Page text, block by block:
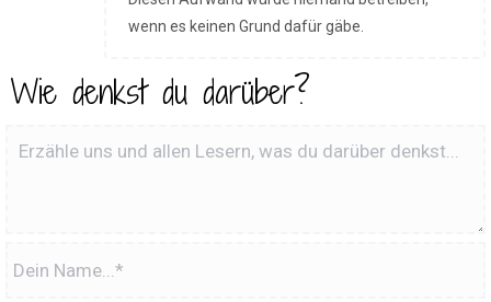
wenn es keinen Grund dafür gäbe.
Wie denkst du darüber?